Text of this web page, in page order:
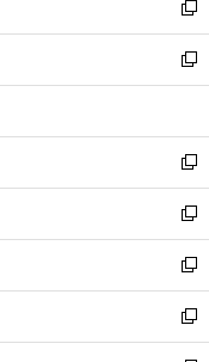
く
で
開
く
ド
ウ
で
開
ィ
ン
ド
ウ
開
く
い
ウ
ィ
ン
ウ
で
開
く
新
し
い
ウ
ン
ド
ウ
で
開
く
新
し
ウ
ィ
ン
ド
ウ
で
開
く
新
し
い
ウ
ィ
ン
ド
ウ
新
し
い
ウ
ィ
ン
新
し
い
ウ
新
し